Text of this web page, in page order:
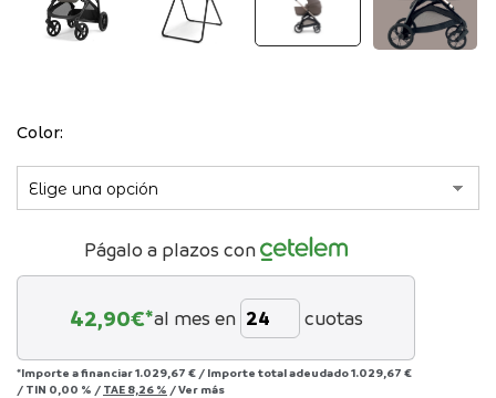
Color
Págalo a plazos con
42,90€*al mes en cuotas
*Importe a financiar1.029,67 € / Importe total adeudado1.029,67 €
/ TIN 0,00 % / TAE 8,26 % /Ver más